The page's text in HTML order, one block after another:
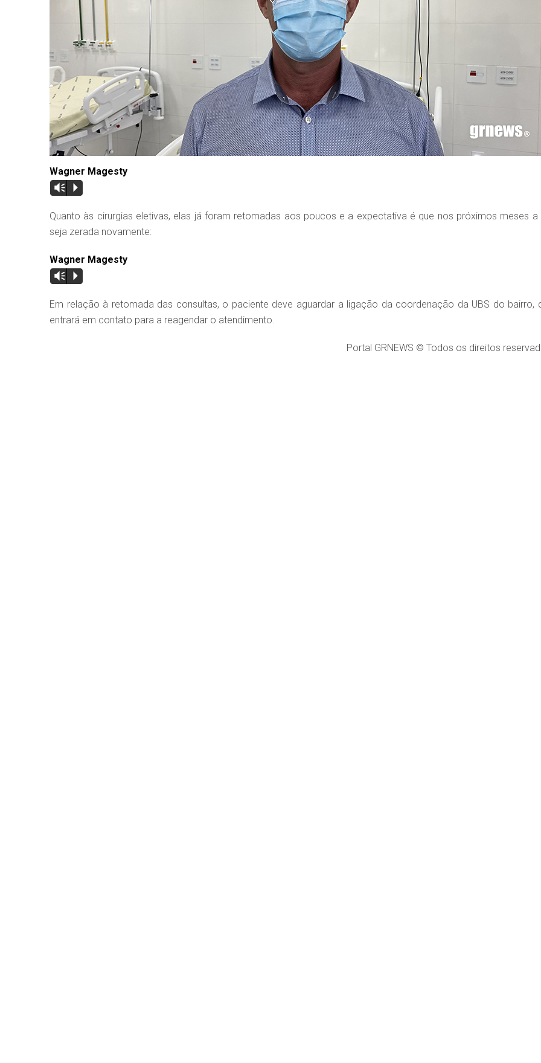
Wagner Magesty
Vm P
Quanto às cirurgias eletivas, elas já foram retomadas aos poucos e a expectativa é que nos próximos meses a
seja zerada novamente:
Wagner Magesty
Vm P
Em relação à retomada das consultas, o paciente deve aguardar a ligação da coordenação da UBS do bairro,
entrará em contato para a reagendar o atendimento.
Portal GRNEWS © Todos os direitos